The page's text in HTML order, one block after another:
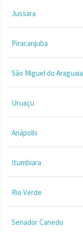
Jussara
Piracanjuba
São Miguel do Araguaia
Uruaçu
Anápolis
Itumbiara
Rio Verde
Senador Canedo